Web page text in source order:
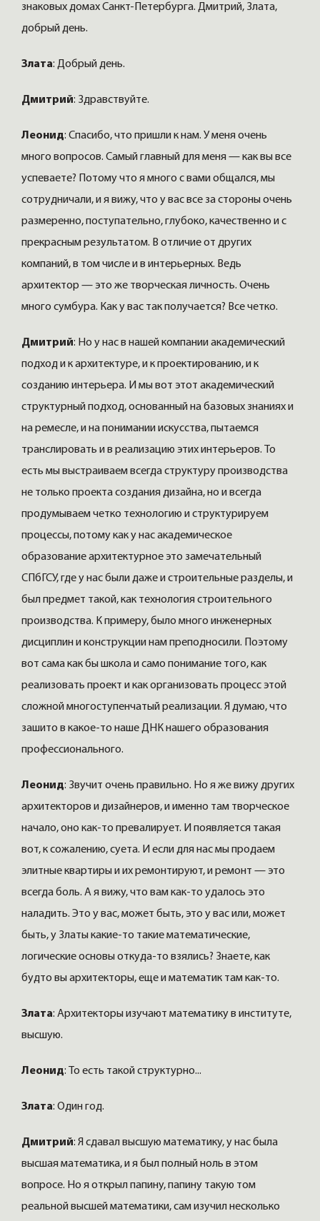
знаковых домах Санкт-Петербурга. Дмитрий, Злата,
добрый день.
Злата: Добрый день.
Дмитрий: Здравствуйте.
Леонид: Спасибо, что пришли к нам. У меня очень
много вопросов. Самый главный для меня — как вы все
успеваете? Потому что я много с вами общался, мы
сотрудничали, и я вижу, что у вас все за стороны очень
размеренно, поступательно, глубоко, качественно и с
прекрасным результатом. В отличие от других
компаний, в том числе и в интерьерных. Ведь
архитектор — это же творческая личность. Очень
много сумбура. Как у вас так получается? Все четко.
Дмитрий: Но у нас в нашей компании академический
подход и к архитектуре, и к проектированию, и к
созданию интерьера. И мы вот этот академический
структурный подход, основанный на базовых знаниях и
на ремесле, и на понимании искусства, пытаемся
транслировать и в реализацию этих интерьеров. То
есть мы выстраиваем всегда структуру производства
не только проекта создания дизайна, но и всегда
продумываем четко технологию и структурируем
процессы, потому как у нас академическое
образование архитектурное это замечательный
СПбГСУ, где у нас были даже и строительные разделы, и
был предмет такой, как технология строительного
производства. К примеру, было много инженерных
дисциплин и конструкции нам преподносили. Поэтому
вот сама как бы школа и само понимание того, как
реализовать проект и как организовать процесс этой
сложной многоступенчатый реализации. Я думаю, что
зашито в какое-то наше ДНК нашего образования
профессионального.
Леонид: Звучит очень правильно. Но я же вижу других
архитекторов и дизайнеров, и именно там творческое
начало, оно как-то превалирует. И появляется такая
вот, к сожалению, суета. И если для нас мы продаем
элитные квартиры и их ремонтируют, и ремонт — это
всегда боль. А я вижу, что вам как-то удалось это
наладить. Это у вас, может быть, это у вас или, может
быть, у Златы какие-то такие математические,
логические основы откуда-то взялись? Знаете, как
будто вы архитекторы, еще и математик там как-то.
Злата: Архитекторы изучают математику в институте,
высшую.
Леонид: То есть такой структурно...
Злата: Один год.
Дмитрий: Я сдавал высшую математику, у нас была
высшая математика, и я был полный ноль в этом
вопросе. Но я открыл папину, папину такую том
реальной высшей математики, сам изучил несколько